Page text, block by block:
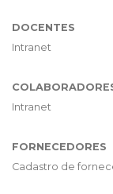
DOCENTES
Intranet
Intranet
FORNECEDORES
Cadastro de